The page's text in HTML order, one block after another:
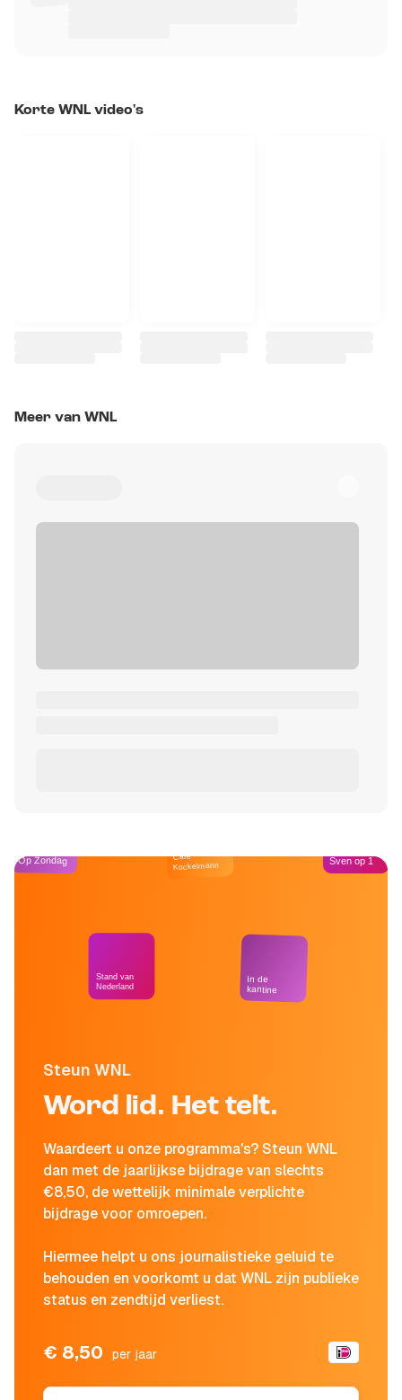
Korte WNL video's
Meer van WNL
Steun WNL
Word lid. Het telt.
Waardeert u onze programma's? Steun WNL
dan met de jaarlijkse bijdrage van slechts
€8,50, de wettelijk minimale verplichte
bijdrage voor omroepen.
Hiermee helpt u ons journalistieke geluid te
behouden en voorkomt u dat WNL zijn publieke
status en zendtijd verliest.
€ 8,50 per jaar
Op Zondag
Stand van
Nederland
Café
Kockelmann
In de
kantine
Sven op 1